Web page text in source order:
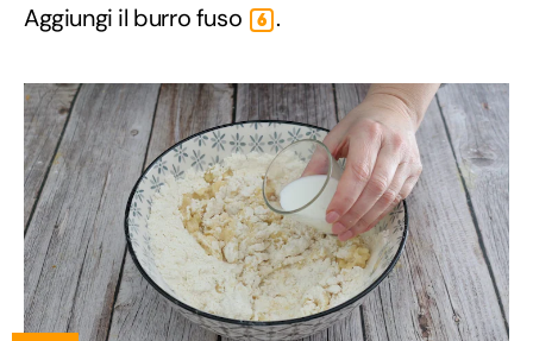
Aggiungi il burro fuso 6 .